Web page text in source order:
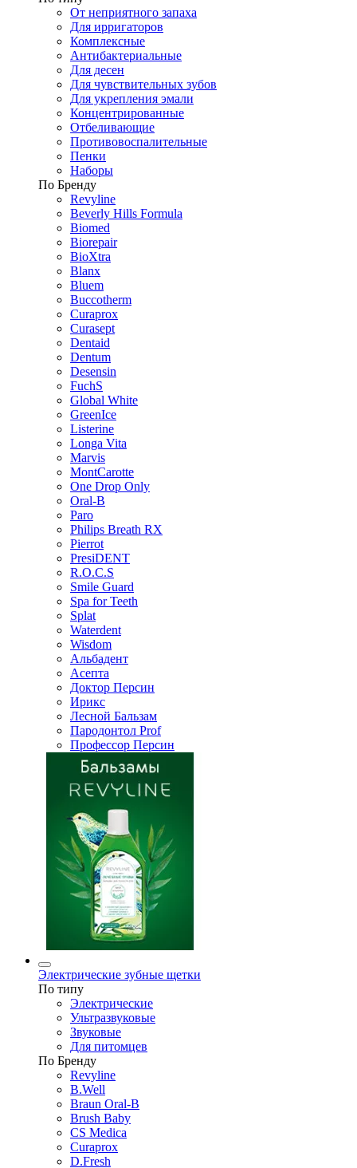
От неприятного запаха
Для ирригаторов
Комплексные
Антибактериальные
Для десен
Для чувствительных зубов
Для укрепления эмали
Концентрированные
Отбеливающие
Противовоспалительные
Пенки
Наборы
По Бренду
Revyline
Beverly Hills Formula
Biomed
Biorepair
BioXtra
Blanx
Bluem
Buccotherm
Curaprox
Curasept
Dentaid
Dentum
Desensin
FuchS
Global White
GreenIce
Listerine
Longa Vita
Marvis
MontCarotte
One Drop Only
Oral-B
Paro
Philips Breath RX
Pierrot
PresiDENT
R.O.C.S
Smile Guard
Spa for Teeth
Splat
Waterdent
Wisdom
Альбадент
Асепта
Доктор Персин
Ирикс
Лесной Бальзам
Пародонтол Prof
Профессор Персин
Электрические зубные щетки
По типу
Электрические
Ультразвуковые
Звуковые
Для питомцев
По Бренду
Revyline
B.Well
Braun Oral-B
Brush Baby
CS Medica
Curaprox
D.Fresh